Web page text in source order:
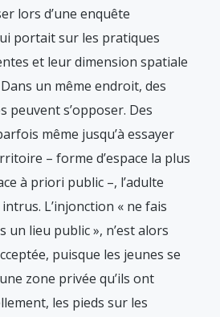
lors d’une enquête
portait sur les pratiques
et leur dimension spatiale
un même endroit, des
peuvent s’opposer. Des
même jusqu’à essayer
– forme d’espace la plus
à priori public –, l’adulte
L’injonction « ne fais
un lieu public », n’est alors
puisque les jeunes se
zone privée qu’ils ont
les pieds sur les